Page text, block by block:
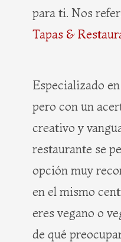
para ti. Nos
Tapas &
Especializado
pero con un
creativo y
restaurante se
opción muy
en el mismo
eres vegano o
de qué